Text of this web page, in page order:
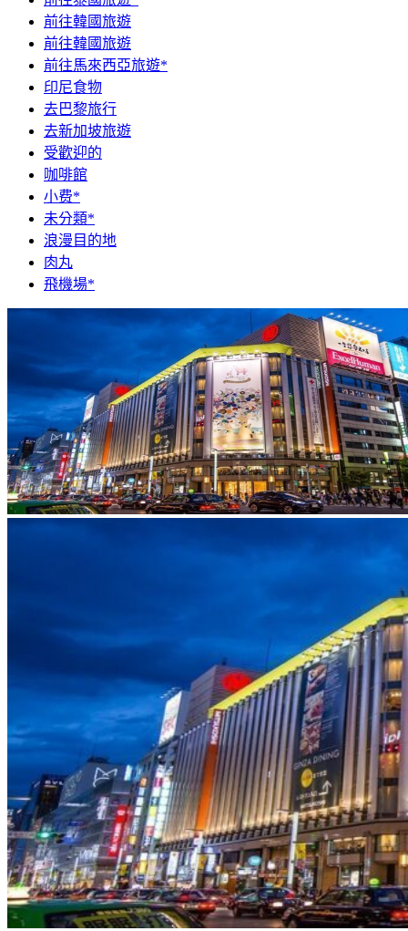
前往韓國旅遊
前往韓國旅遊
前往馬來西亞旅遊*
印尼食物
去巴黎旅行
去新加坡旅遊
受歡迎的
咖啡館
小费*
未分類*
浪漫目的地
肉丸
飛機場*